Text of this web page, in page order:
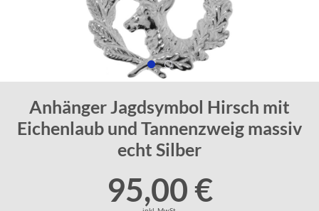
Anhänger Jagdsymbol Hirsch mit
Eichenlaub und Tannenzweig massiv
echt Silber
95,00 €